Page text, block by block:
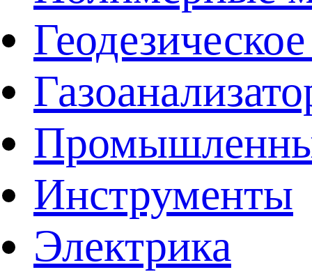
Инструменты
Электрика